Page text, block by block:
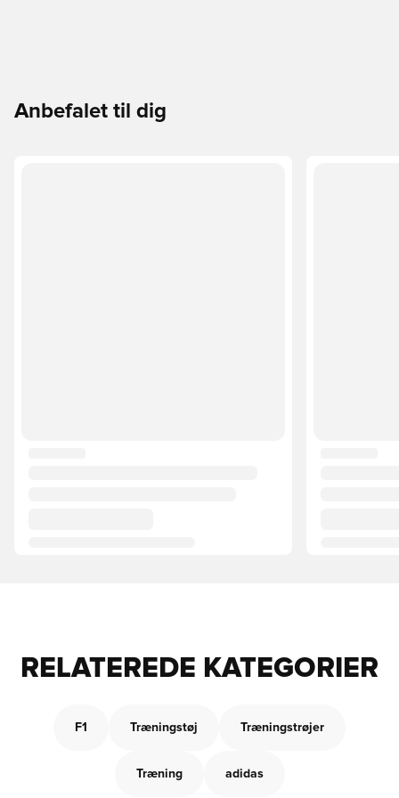
Anbefalet til dig
RELATEREDE KATEGORIER
F1 Træningstøj Træningstrøjer
Træning adidas